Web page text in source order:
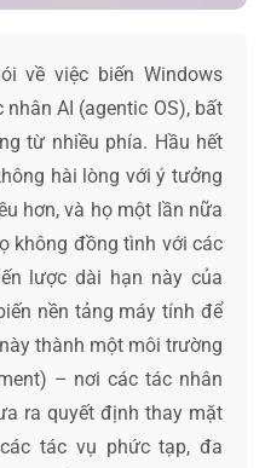
về việc biến Windows
AI (agentic OS), bất
từ nhiều phía. Hầu hết
hài lòng với ý tưởng
hơn, và họ một lần nữa
không đồng tình với các
lược dài hạn này của
nền tảng máy tính để
thành một môi trường
– nơi các tác nhân
ra quyết định thay mặt
tác vụ phức tạp, đa